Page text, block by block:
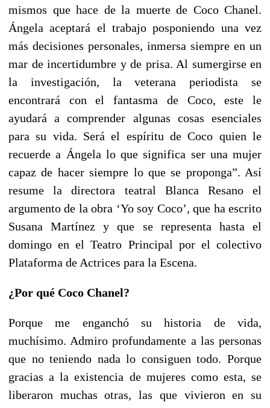
mismos que hace de la muerte de Coco Chanel.
Ángela aceptará el trabajo posponiendo una vez
más decisiones personales, inmersa siempre en un
mar de incertidumbre y de prisa. Al sumergirse en
la investigación, la veterana periodista se
encontrará con el fantasma de Coco, este le
ayudará a comprender algunas cosas esenciales
para su vida. Será el espíritu de Coco quien le
recuerde a Ángela lo que significa ser una mujer
capaz de hacer siempre lo que se proponga”. Así
resume la directora teatral Blanca Resano el
argumento de la obra ‘Yo soy Coco’, que ha escrito
Susana Martínez y que se representa hasta el
domingo en el Teatro Principal por el colectivo
Plataforma de Actrices para la Escena.
¿Por qué Coco Chanel?
Porque me enganchó su historia de vida,
muchísimo. Admiro profundamente a las personas
que no teniendo nada lo consiguen todo. Porque
gracias a la existencia de mujeres como esta, se
liberaron muchas otras, las que vivieron en su